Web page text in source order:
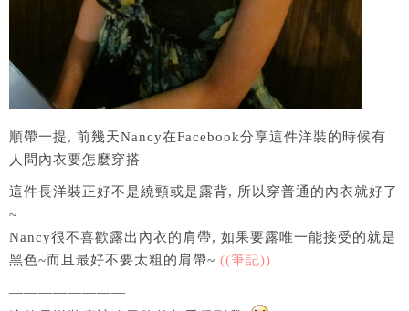
順帶一提, 前幾天Nancy在Facebook分享這件洋裝的時候有
人問內衣要怎麼穿搭
這件長洋裝正好不是繞頸或是露背, 所以穿普通的內衣就好了
~
Nancy很不喜歡露出內衣的肩帶, 如果要露唯一能接受的就是
黑色~而且最好不要太粗的肩帶~ ((筆記))
————————